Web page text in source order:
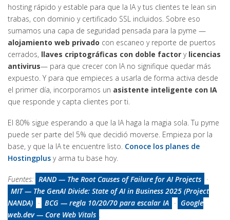
hosting rápido y estable para que la IA y tus clientes te lean sin
trabas, con dominio y certificado SSL incluidos. Sobre eso
sumamos una capa de seguridad pensada para la pyme —
alojamiento web privado con escaneo y reporte de puertos
cerrados, llaves criptográficas con doble factor y licencias
antivirus— para que crecer con IA no signifique quedar más
expuesto. Y para que empieces a usarla de forma activa desde
el primer día, incorporamos un asistente inteligente con IA
que responde y capta clientes por ti.
El 80% sigue esperando a que la IA haga la magia sola. Tu pyme
puede ser parte del 5% que decidió moverse. Empieza por la
base, y que la IA te encuentre listo. Conoce los planes de
Hostingplus y arma tu base hoy.
Fuentes: RAND — The Root Causes of Failure for AI Projects ·
MIT — The GenAI Divide: State of AI in Business 2025 (Project
NANDA) · BCG — regla 10/20/70 para escalar IA · Google
web.dev — Core Web Vitals .